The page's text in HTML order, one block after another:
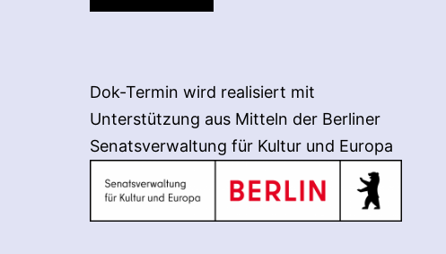
Dok-Termin wird realisiert mit
Unterstützung aus Mitteln der Berliner
Senatsverwaltung für Kultur und Europa